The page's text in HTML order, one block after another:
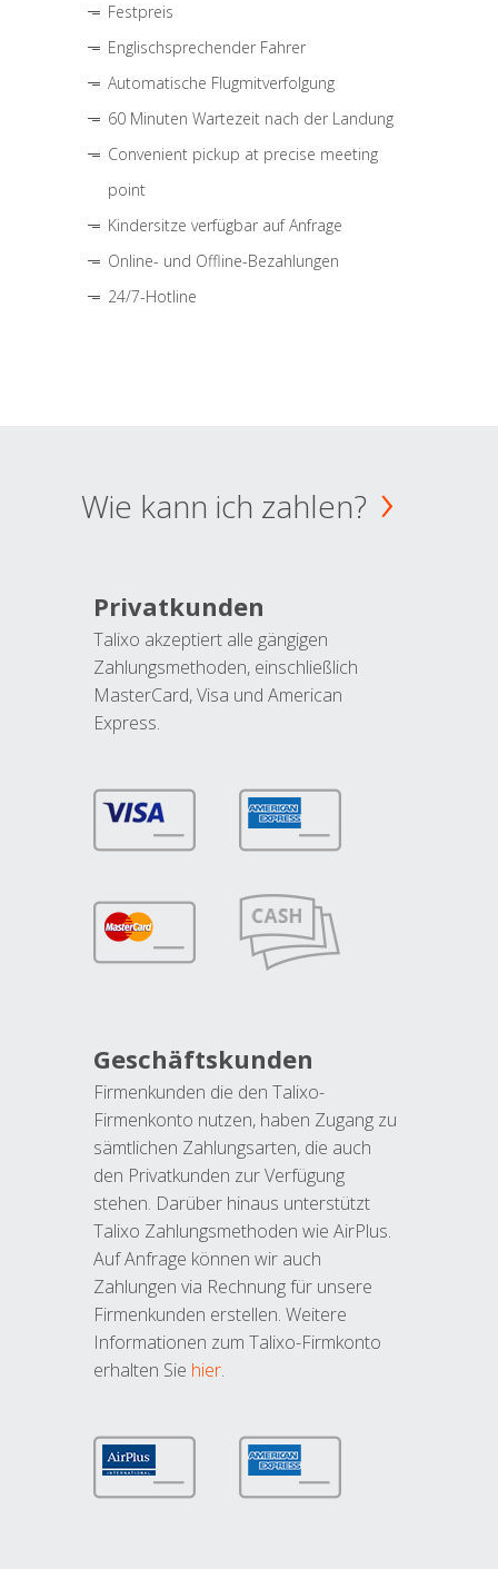
Festpreis
Englischsprechender Fahrer
Automatische Flugmitverfolgung
60 Minuten Wartezeit nach der Landung
Convenient pickup at precise meeting
point
Kindersitze verfügbar auf Anfrage
Online- und Offline-Bezahlungen
24/7-Hotline
Wie kann ich zahlen?
Privatkunden
Talixo akzeptiert alle gängigen
Zahlungsmethoden, einschließlich
MasterCard, Visa und American
Express.
Geschäftskunden
Firmenkunden die den Talixo-
Firmenkonto nutzen, haben Zugang zu
sämtlichen Zahlungsarten, die auch
den Privatkunden zur Verfügung
stehen. Darüber hinaus unterstützt
Talixo Zahlungsmethoden wie AirPlus.
Auf Anfrage können wir auch
Zahlungen via Rechnung für unsere
Firmenkunden erstellen. Weitere
Informationen zum Talixo-Firmkonto
erhalten Sie hier.